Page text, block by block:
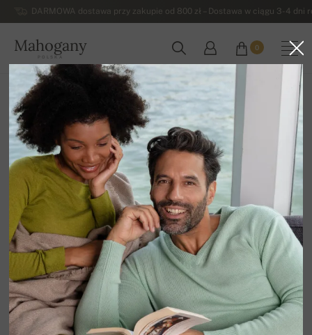
DARMOWA dostawa przy zakupie od 800 zł – Dostawa w ciągu 3-4
Mahogany
POLSKA
0
Strona główna Wyprzedaz